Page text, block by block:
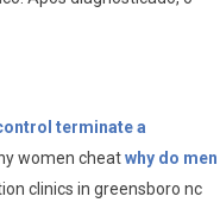
terminate a
women cheatwhy do men
clinics in greensboro nc